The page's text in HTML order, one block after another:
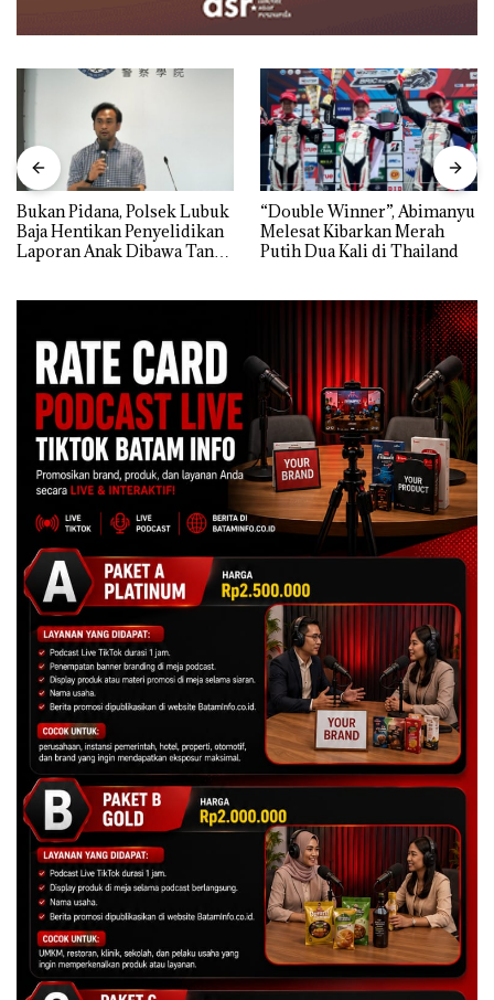
Bukan Pidana, Polsek Lubuk
Baja Hentikan Penyelidikan
Laporan Anak Dibawa Tanpa
“Double Winner”, Abimanyu
Melesat Kibarkan Merah
Putih Dua Kali di Thailand